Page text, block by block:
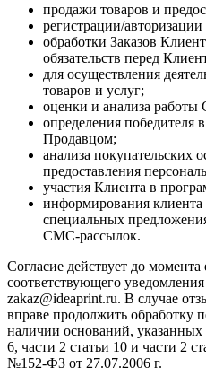
продажи товаров и
регистрации/
обработки Заказов
обязательств перед
для осуществления
товаров и услуг;
оценки и анализа работы
определения победителя
Продавцом;
анализа покупательских
предоставления
участия Клиента в
информирования клиента
специальных
СМС-рассылок.
Согласие действует до
соответствующего
zakaz@ideaprint.ru. В случае
вправе продолжить обработку
наличии оснований, указанных
6, части 2 статьи 10 и части 2
№152-ФЗ от 27.07.2006 г.